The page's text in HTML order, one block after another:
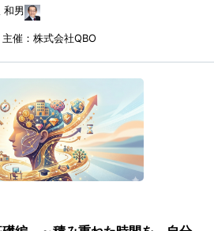
和男
主催：株式会社QBO